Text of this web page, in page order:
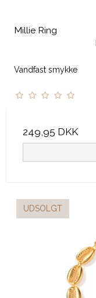
Millie Ring
Vandfast smykke
249,95 DKK
UDSOLGT